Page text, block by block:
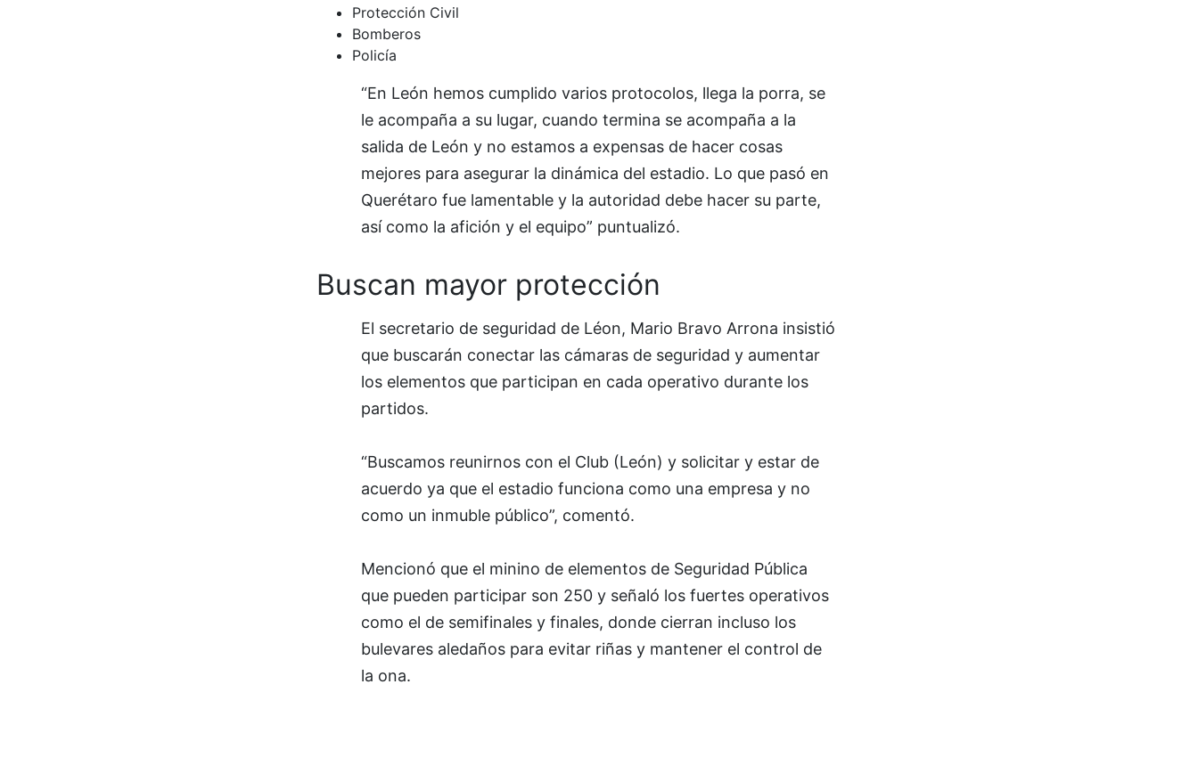
Protección Civil
Bomberos
Policía
“En León hemos cumplido varios protocolos, llega la porra, se
le acompaña a su lugar, cuando termina se acompaña a la
salida de León y no estamos a expensas de hacer cosas
mejores para asegurar la dinámica del estadio. Lo que pasó en
Querétaro fue lamentable y la autoridad debe hacer su parte,
así como la afición y el equipo” puntualizó.
Buscan mayor protección
El secretario de seguridad de Léon, Mario Bravo Arrona insistió
que buscarán conectar las cámaras de seguridad y aumentar
los elementos que participan en cada operativo durante los
partidos.
“Buscamos reunirnos con el Club (León) y solicitar y estar de
acuerdo ya que el estadio funciona como una empresa y no
como un inmuble público”, comentó.
Mencionó que el minino de elementos de Seguridad Pública
que pueden participar son 250 y señaló los fuertes operativos
como el de semifinales y finales, donde cierran incluso los
bulevares aledaños para evitar riñas y mantener el control de
la ona.